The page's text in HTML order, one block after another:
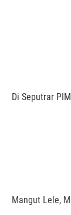
Di Seputrar
Mangut Lele,